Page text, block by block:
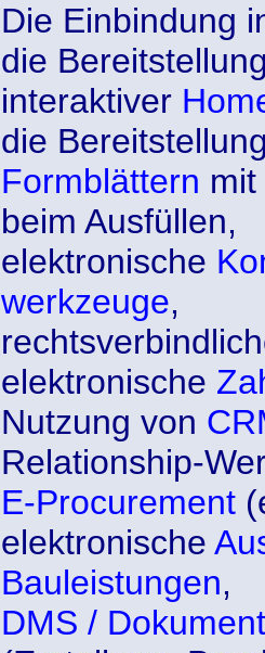
Die Einbindung
die
interaktiver
die
Formblättern
beim Ausfüllen,
elektronische
werkzeuge,
elektronische
Nutzung von
Relationship-
E-Procurement
elektronische
Bauleistungen,
DMS /